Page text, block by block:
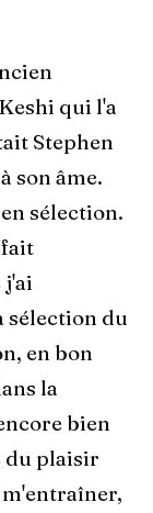
qui l'a
Stephen
son âme.
sélection.
j'ai
sélection du
en bon
la
bien
du plaisir